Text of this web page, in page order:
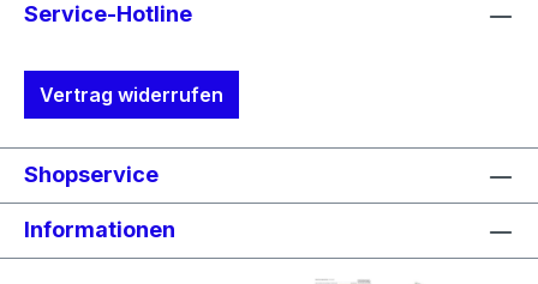
Service-Hotline
Vertrag widerrufen
Shopservice
Informationen